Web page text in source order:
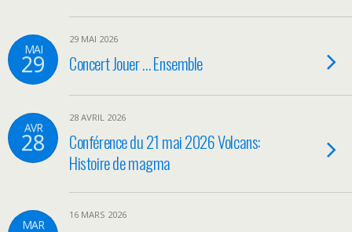
MAI
29
29 MAI 2026
Concert Jouer … Ensemble
AVR
28
28 AVRIL 2026
Conférence du 21 mai 2026 Volcans:
Histoire de magma
MAR
16 MARS 2026